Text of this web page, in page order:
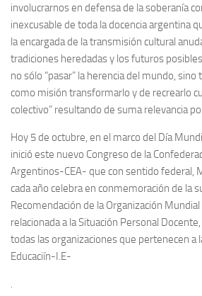
involucrarnos en defensa de la soberanía
inexcusable de toda la docencia argentina
la encargada de la transmisión cultural
tradiciones heredadas y los futuros
no sólo “pasar” la herencia del mundo,
como misión transformarlo y de recrearlo
colectivo” resultando de suma relevancia
Hoy 5 de octubre, en el marco del Día
inició este nuevo Congreso de la
Argentinos-CEA- que con sentido federal,
cada año celebra en conmemoración de la
Recomendación de la Organización
relacionada a la Situación Personal
todas las organizaciones que pertenecen a
Educaciín-I.E-
.